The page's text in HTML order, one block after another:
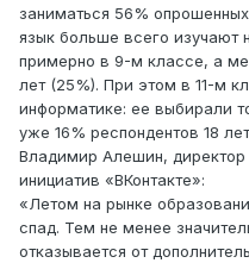
заниматься 56%
язык больше всего изучают
примерно в 9-м классе, а
лет (25%). При этом в 11-м
информатике: ее выбирали
уже 16% респондентов 18
Владимир Алешин, директор
инициатив «ВКонтакте»:
«Летом на рынке
спад. Тем не менее
отказывается от